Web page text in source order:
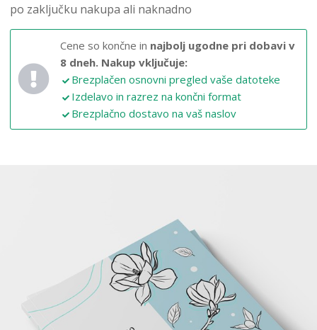
po zaključku nakupa ali naknadno
Cene so končne in najbolj ugodne pri dobavi v
8 dneh. Nakup vključuje:
Brezplačen osnovni pregled vaše datoteke
Izdelavo in razrez na končni format
Brezplačno dostavo na vaš naslov